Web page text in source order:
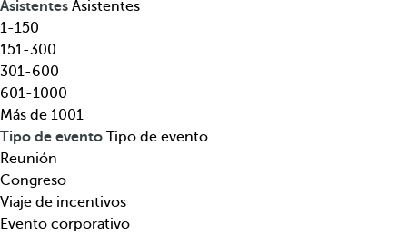
e
s
t
i
n
o
,
t
e
m
á
c
l
a
d
e
f
l
e
c
h
a
Asistentes Asistentes
1-150
151-300
301-600
601-1000
Más de 1001
Tipo de evento Tipo de evento
Reunión
Congreso
Viaje de incentivos
Evento corporativo